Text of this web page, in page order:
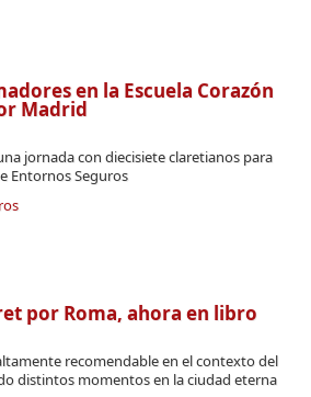
en la Escuela Corazón
Madrid
jornada con diecisiete claretianos para
Entornos Seguros
por Roma, ahora en libro
recomendable en el contexto del
distintos momentos en la ciudad eterna